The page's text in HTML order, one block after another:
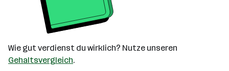
Wie gut verdienst du wirklich? Nutze unseren
Gehaltsvergleich.